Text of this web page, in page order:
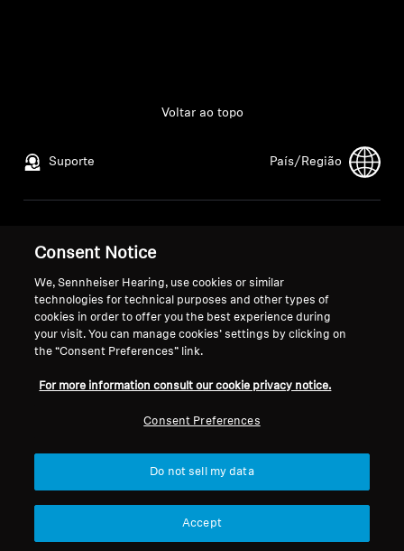
Suporte
Voltar ao topo
País/Região
Política de Privacidade Global
Termos e Condições Gerais de
Vendas Online a Consumidores
Política de Divulgação
Coordenada de Vulnerabilidades
Carreira na Sonova
Contatos para a
imprensa
© 2026 Sonova Consumer Hearing GmbH
Consent Notice
We, Sennheiser Hearing, use cookies or similar
technologies for technical purposes and other types of
cookies in order to offer you the best experience during
your visit. You can manage cookies’ settings by clicking on
the “Consent Preferences” link.
For more information consult our cookie privacy notice.
Consent Preferences
Do not sell my data
Accept